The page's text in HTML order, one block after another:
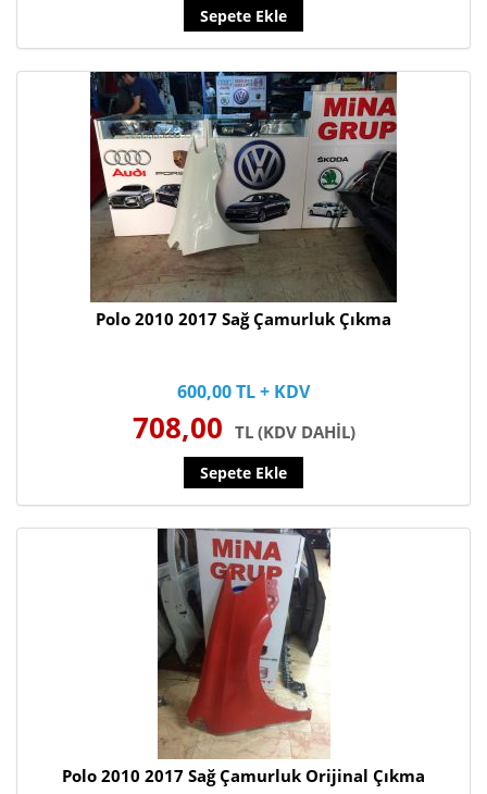
Sepete Ekle
Polo 2010 2017 Sağ Çamurluk Çıkma
600,00 TL + KDV
708,00 TL (KDV DAHİL)
Sepete Ekle
Polo 2010 2017 Sağ Çamurluk Orijinal Çıkma